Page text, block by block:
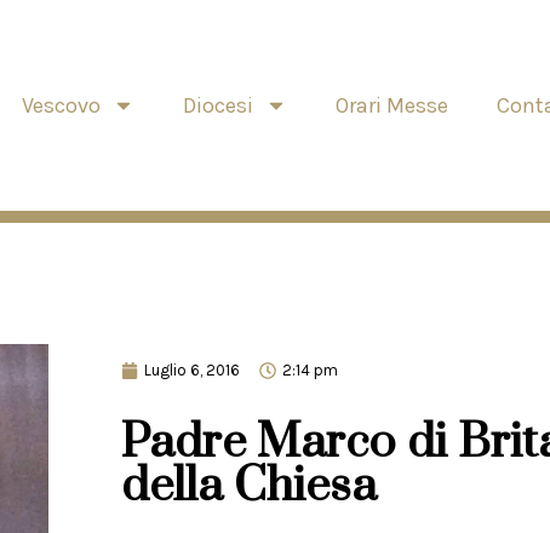
Vescovo Diocesi Orari Messe
Luglio 6, 2016 2:14 pm
Padre Marco di
della Chiesa